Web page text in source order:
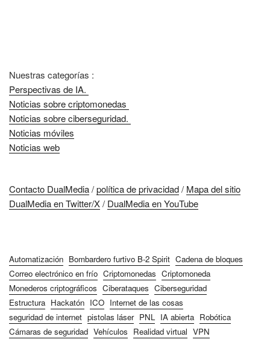
Nuestras categorías :
Perspectivas de IA.
Noticias sobre criptomonedas
Noticias sobre ciberseguridad.
Noticias móviles
Noticias web
Contacto DualMedia/política de privacidad/ Mapa del sitio
DualMedia en Twitter/X/ DualMedia en YouTube
Automatización Bombardero furtivo B-2 Spirit Cadena de bloques
Correo electrónico en frío Criptomonedas Criptomoneda
Monederos criptográficos Ciberataques Ciberseguridad
Estructura Hackatón ICO Internet de las cosas
seguridad de internet pistolas láser PNL IA abierta Robótica
Cámaras de seguridad Vehículos Realidad virtual VPN